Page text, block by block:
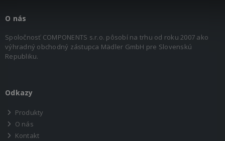
O nás
Spoločnosť COMPONENTS s.r.o. pôsobí na trhu od roku 2007 ako
výhradný obchodný zástupca Mädler GmbH pre Slovenskú
Republiku.
Odkazy
Produkty
O nás
Kontakt